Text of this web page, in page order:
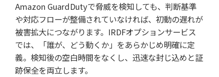
Amazon GuardDutyで脅威を検知しても、判断基準
や対応フローが整備されていなければ、初動の遅れが
被害拡大につながります。IRDFオプションサービス
では、「誰が、どう動くか」をあらかじめ明確に定
義。検知後の空白時間をなくし、迅速な封じ込めと証
跡保全を両立します。